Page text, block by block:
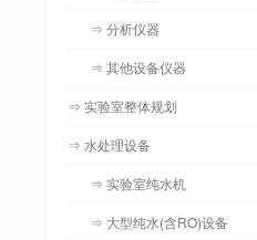
⇒ 分析仪器
⇒ 其他设备仪器
⇒ 实验室整体规划
⇒ 水处理设备
⇒ 实验室纯水机
⇒ 大型纯水(含RO)设备